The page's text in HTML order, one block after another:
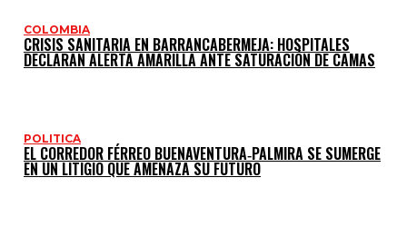
COLOMBIA
CRISIS SANITARIA EN BARRANCABERMEJA: HOSPITALES
DECLARAN ALERTA AMARILLA ANTE SATURACIÓN DE CAMAS
POLITICA
EL CORREDOR FÉRREO BUENAVENTURA‑PALMIRA SE SUMERGE
EN UN LITIGIO QUE AMENAZA SU FUTURO